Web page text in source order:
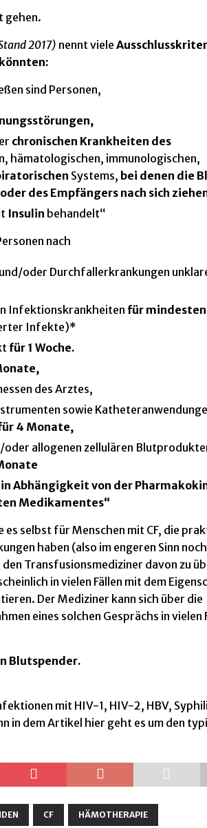
ALLGEMEIN
Inhalation und Nasenspray ANTIBIOTIKA /
zugelassen
bei CF. Stand Oktober 2024
gehen.
2017) nennt viele
sind Personen,
chronischen Krankheiten des
hämatologischen, immunologischen,
Systems, bei denen die
des Empfängers nach sich
Insulin behandelt“
nach
oder Durchfallerkrankungen
Infektionskrankheiten für
Infekte)*
für 1 Woche.
des Arztes,
sowie
4 Monate,
oder allogenen zellulären
Abhängigkeit von der
Medikamentes“
selbst für Menschen mit CF, die
haben (also im engeren Sinn
Transfusionsmediziner davon zu
in vielen Fällen mit dem
Der Mediziner kann sich über die
eines solchen Gesprächs in vielen
Blutspender.
mit HIV-1, HIV-2, HBV,
in dem Artikel hier geht es um den
CF HÄMOTHERAPIE